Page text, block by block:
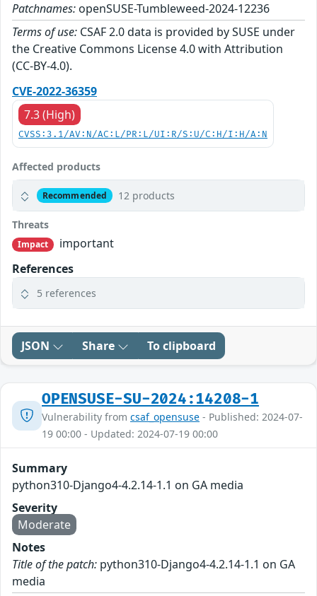
Patchnames: openSUSE-Tumbleweed-2024-12236
Terms of use: CSAF 2.0 data is provided by SUSE under
the Creative Commons License 4.0 with Attribution
(CC-BY-4.0).
CVE-2022-36359
7.3 (High)
CVSS:3.1/AV:N/AC:L/PR:L/UI:R/S:U/C:H/I:H/A:N
Affected products
Recommended 12 products
Threats
Impact
important
References
5 references
JSON Share To clipboard
OPENSUSE-SU-2024:14208-1
Vulnerability from csaf_opensuse - Published: 2024-07-
19 00:00 - Updated: 2024-07-19 00:00
Summary
python310-Django4-4.2.14-1.1 on GA media
Severity
Moderate
Notes
Title of the patch: python310-Django4-4.2.14-1.1 on GA
media